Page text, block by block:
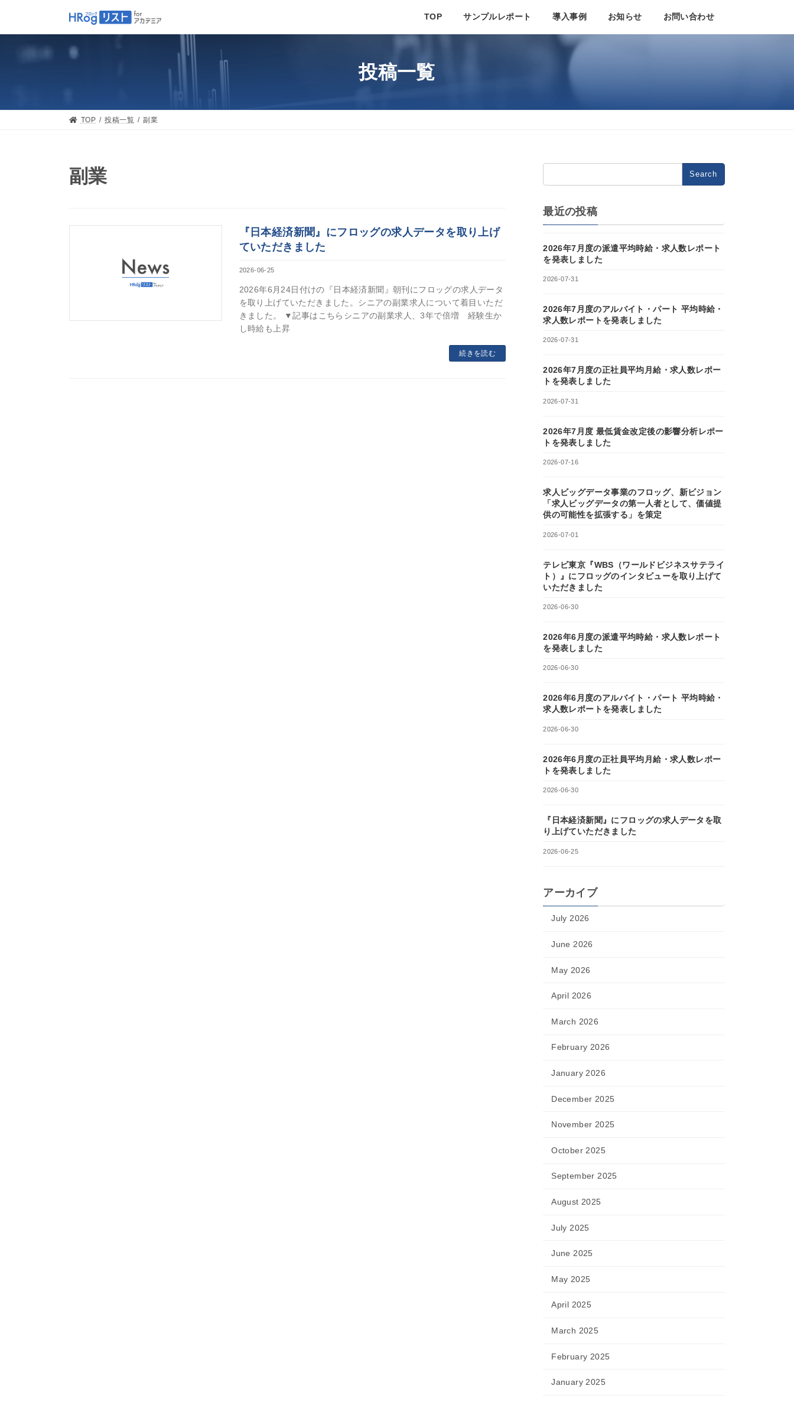
TOP サンプルレポート 導入事例 お知らせ お問い合わせ
投稿一覧
TOP 投稿一覧 副業
副業
『日本経済新聞』にフロッグの求人データを取り上げ
ていただきました
2026-06-25
2026年6月24日付けの『日本経済新聞』朝刊にフロッグの求人データ
を取り上げていただきました。シニアの副業求人について着目いただ
きました。 ▼記事はこちらシニアの副業求人、3年で倍増 経験生か
し時給も上昇
続きを読む
for:
最近の投稿
2026年7月度の派遣平均時給・求人数レポート
を発表しました
2026-07-31
2026年7月度のアルバイト・パート 平均時給・
求人数レポートを発表しました
2026-07-31
2026年7月度の正社員平均月給・求人数レポー
トを発表しました
2026-07-31
2026年7月度 最低賃金改定後の影響分析レポー
トを発表しました
2026-07-16
求人ビッグデータ事業のフロッグ、新ビジョン
「求人ビッグデータの第一人者として、価値提
供の可能性を拡張する」を策定
2026-07-01
テレビ東京『WBS（ワールドビジネスサテライ
ト）』にフロッグのインタビューを取り上げて
いただきました
2026-06-30
2026年6月度の派遣平均時給・求人数レポート
を発表しました
2026-06-30
2026年6月度のアルバイト・パート 平均時給・
求人数レポートを発表しました
2026-06-30
2026年6月度の正社員平均月給・求人数レポー
トを発表しました
2026-06-30
『日本経済新聞』にフロッグの求人データを取
り上げていただきました
2026-06-25
アーカイブ
July 2026
June 2026
May 2026
April 2026
March 2026
February 2026
January 2026
December 2025
November 2025
October 2025
September 2025
August 2025
July 2025
June 2025
May 2025
April 2025
March 2025
February 2025
January 2025